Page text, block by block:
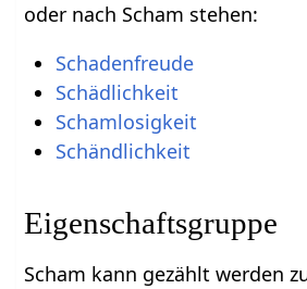
oder nach Scham stehen:
Schadenfreude
Schädlichkeit
Schamlosigkeit
Schändlichkeit
Eigenschaftsgruppe
Scham kann gezählt werden